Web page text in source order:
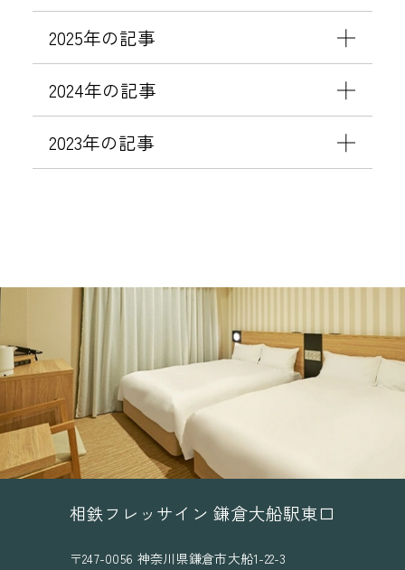
2025年の記事
2024年の記事
2023年の記事
相鉄フレッサイン 鎌倉大船駅東口
〒247-0056 神奈川県鎌倉市大船1-22-3